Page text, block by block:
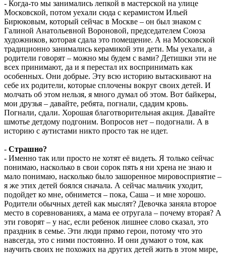
- Когда-то мы занимались лепкой в мастерской на улице
Московской, потом уехали сюда с керамистом Ильей
Бирюковым, который сейчас в Москве – он был знаком с
Галиной Анатольевной Вороновой, председателем Союза
художников, которая сдала это помещение. А на Московской
традиционно занимались керамикой эти дети. Мы уехали, а
родители говорят – можно мы будем с вами? Детишки эти не
всех принимают, да и я перестал их воспринимать как
особенных. Они добрые. Эту всю историю вытаскивают на
себе их родители, которые сплочены вокруг своих детей. И
молчать об этом нельзя, я много думал об этом. Вот байкеры,
мои друзья – давайте, ребята, погнали, сдадим кровь.
Погнали, сдали. Хорошая благотворительная акция. Давайте
шмотье детдому подгоним. Вопросов нет – подогнали. А в
историю с аутистами никто просто так не идет.
- Страшно?
- Именно так или просто не хотят её видеть. Я только сейчас
понимаю, насколько в свои сорок пять я ни хрена не знаю и
мало понимаю, насколько было зашоренное мировосприятие –
я же этих детей боялся сначала. А сейчас мальчик уходит,
подойдет ко мне, обнимется – пока, Саша – и мне хорошо.
Родители обычных детей как мыслят? Девочка заняла второе
место в соревнованиях, а мама ее отругала – почему вторая? А
эти говорят – у нас, если ребенок лишнее слово сказал, это
праздник в семье. Эти люди прямо герои, потому что это
навсегда, это с ними постоянно. И они думают о том, как
научить своих не похожих на других детей жить в этом мире,